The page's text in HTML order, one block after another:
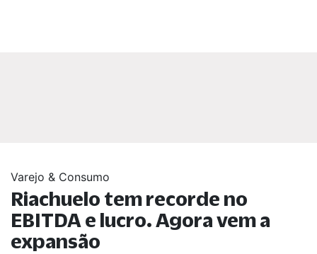
Varejo & Consumo
Riachuelo tem recorde no
EBITDA e lucro. Agora vem a
expansão